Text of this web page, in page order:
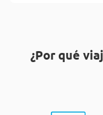
¿Por qué